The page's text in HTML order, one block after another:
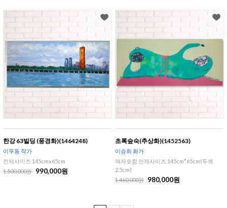
한강 63빌딩 (풍경화)(1464248)
이우동 작가
전체사이즈 145cmx65cm
1,500,000원
990,000원
초록숲숙(추상화)(1452563)
이승희 화가
액자포함 전체사이즈 145cm*65cm(두께
2.5cm)
1,460,000원
980,000원